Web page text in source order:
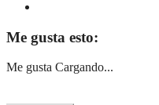
Me gusta esto:
Me gusta Cargando...